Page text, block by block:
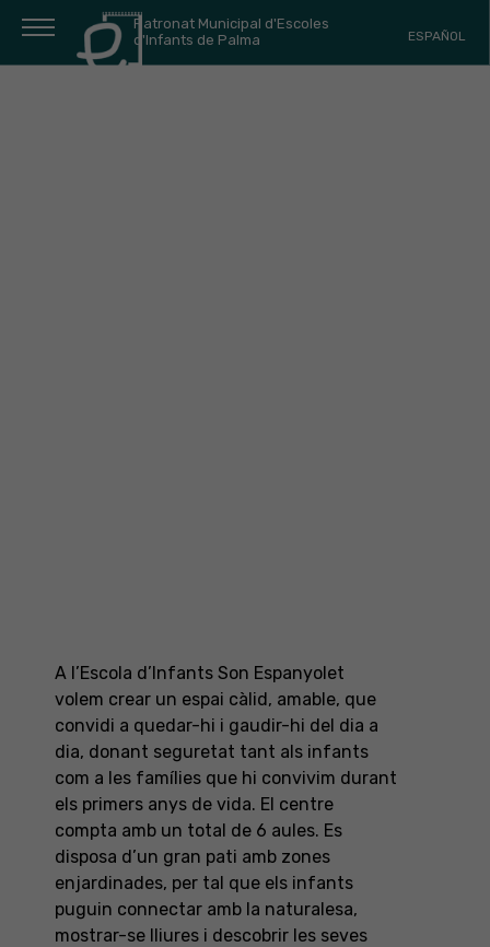
Patronat Municipal d'Escoles
d'Infants de Palma
ESPAÑOL
A l’Escola d’Infants Son Espanyolet
volem crear un espai càlid, amable, que
convidi a quedar-hi i gaudir-hi del dia a
dia, donant seguretat tant als infants
com a les famílies que hi convivim durant
els primers anys de vida. El centre
compta amb un total de 6 aules. Es
disposa d’un gran pati amb zones
enjardinades, per tal que els infants
puguin connectar amb la naturalesa,
mostrar-se lliures i descobrir les seves